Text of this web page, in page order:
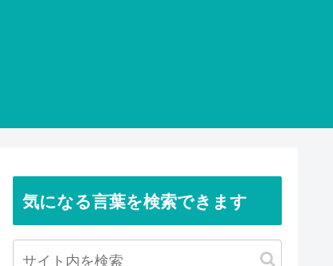
気になる言葉を検索できます